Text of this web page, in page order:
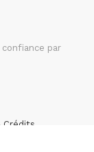
par
Crédits